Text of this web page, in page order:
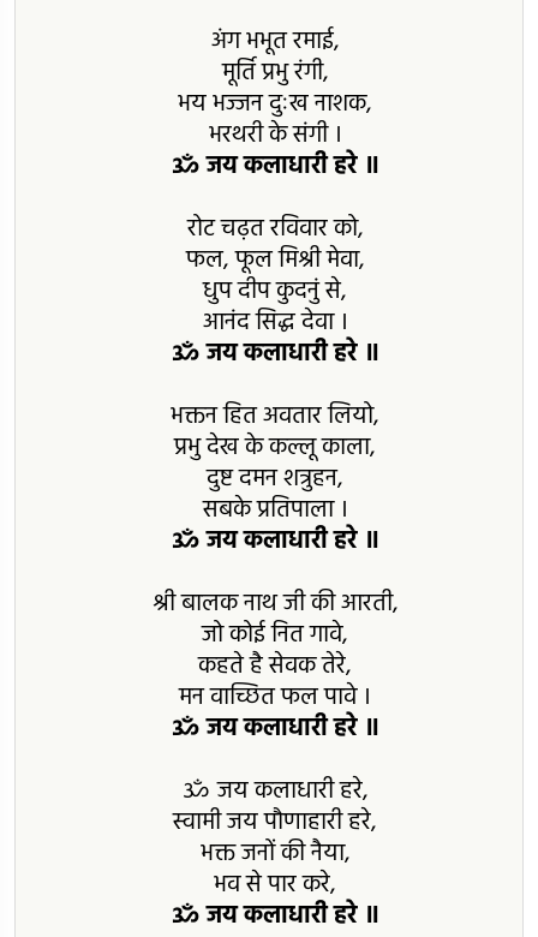
अंग भभूत रमाई,
मूर्ति प्रभु रंगी,
भय भज्जन दुःख नाशक,
भरथरी के संगी ।
ॐ जय कलाधारी हरे ॥
रोट चढ़त रविवार को,
फल, फूल मिश्री मेवा,
धुप दीप कुदनुं से,
आनंद सिद्ध देवा ।
ॐ जय कलाधारी हरे ॥
भक्तन हित अवतार लियो,
प्रभु देख के कल्लू काला,
दुष्ट दमन शत्रुहन,
सबके प्रतिपाला ।
ॐ जय कलाधारी हरे ॥
श्री बालक नाथ जी की आरती,
जो कोई नित गावे,
कहते है सेवक तेरे,
मन वाच्छित फल पावे ।
ॐ जय कलाधारी हरे ॥
ॐ जय कलाधारी हरे,
स्वामी जय पौणाहारी हरे,
भक्त जनों की नैया,
भव से पार करे,
ॐ जय कलाधारी हरे ॥